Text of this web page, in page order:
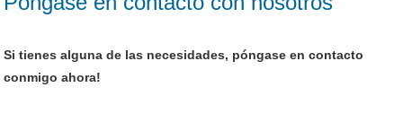
Si tienes alguna de las necesidades, póngase en contacto
conmigo ahora!